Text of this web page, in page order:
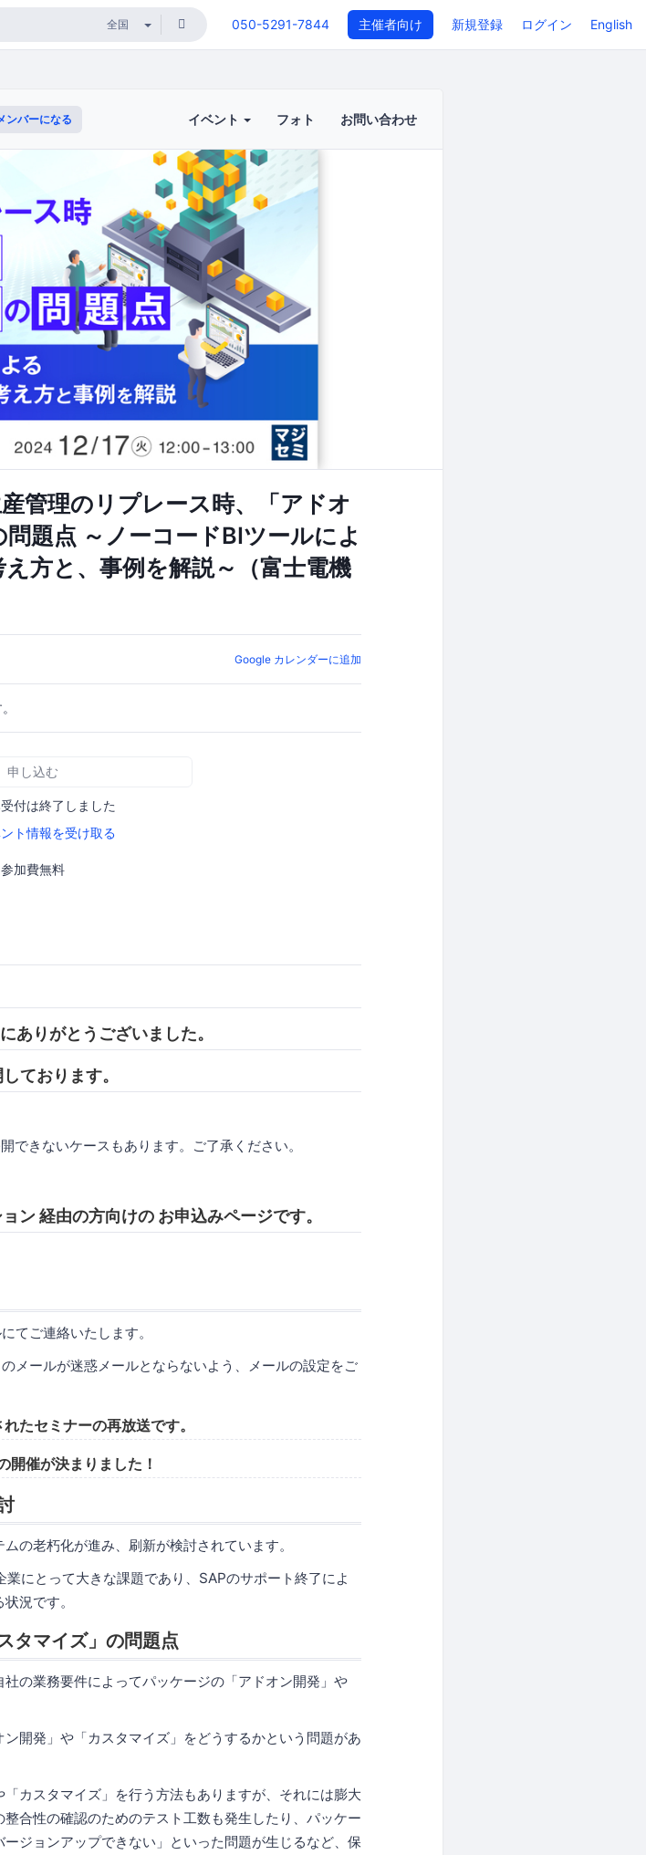
050-5291-7844 主催者向け 新規登録 ログイン English
験）
ンバーになる イベント フォト お問い合わせ
管理のリプレース時、「アドオ
題点 ～ノーコードBIツールによ
方と、事例を解説～（富士電機
Google カレンダーに追加
申し込む
付は終了しました
ト情報を受け取る
参加費無料
ありがとうございました。
ております。
できないケースもあります。ご了承ください。
ン 経由の方向けの お申込みページです。
てご連絡いたします。
ールが迷惑メールとならないよう、メールの設定をご
たセミナーの再放送です。
開催が決まりました！
の老朽化が進み、刷新が検討されています。
にとって大きな課題であり、SAPのサポート終了によ
況です。
タマイズ」の問題点
の業務要件によってパッケージの「アドオン開発」や
開発」や「カスタマイズ」をどうするかという問題があ
カスタマイズ」を行う方法もありますが、それには膨大
合性の確認のためのテスト工数も発生したり、パッケー
ジョンアップできない」といった問題が生じるなど、保